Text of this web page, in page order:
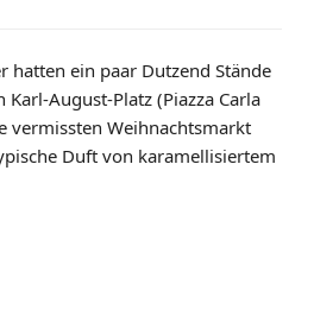
hatten ein paar Dutzend Stände
August-Platz (Piazza Carla
vermissten Weihnachtsmarkt
Duft von karamellisiertem